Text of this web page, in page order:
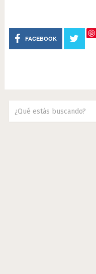
FACEBOOK